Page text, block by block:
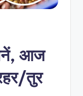
आज
तुर